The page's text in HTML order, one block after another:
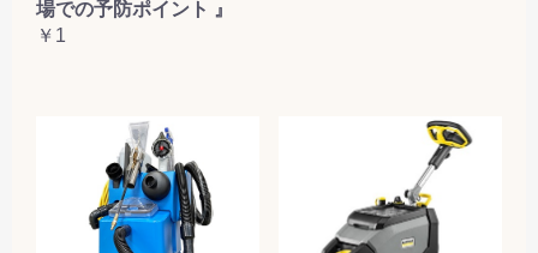
場での予防ポイント 』
￥1